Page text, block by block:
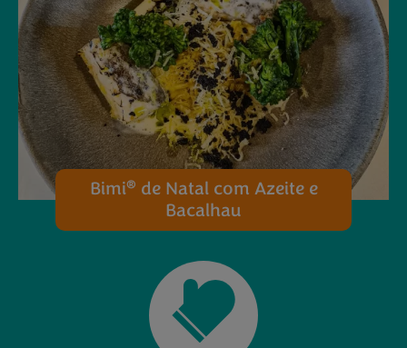
Bimi® de Natal com Azeite e
Bacalhau